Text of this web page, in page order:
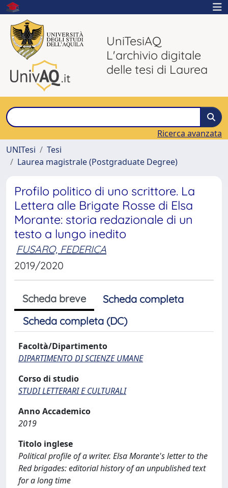
UniTesiAQ
L'archivio digitale
delle tesi di Laurea
Ricerca avanzata
UNITesi
Tesi
Laurea magistrale (Postgraduate Degree)
Profilo politico di uno scrittore. La
Lettera alle Brigate Rosse di Elsa
Morante: storia redazionale di un
testo a lungo inedito
FUSARO, FEDERICA
2019/2020
Scheda breve
Scheda completa
Scheda completa (DC)
Facoltà/Dipartimento
DIPARTIMENTO DI SCIENZE UMANE
Corso di studio
STUDI LETTERARI E CULTURALI
Anno Accademico
2019
Titolo inglese
Political profile of a writer. Elsa Morante's letter to the
Red brigades: editorial history of an unpublished text
for a long time